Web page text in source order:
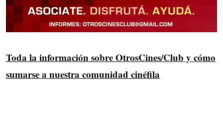
Toda la información sobre OtrosCines/Club y cómo
sumarse a nuestra comunidad cinéfila